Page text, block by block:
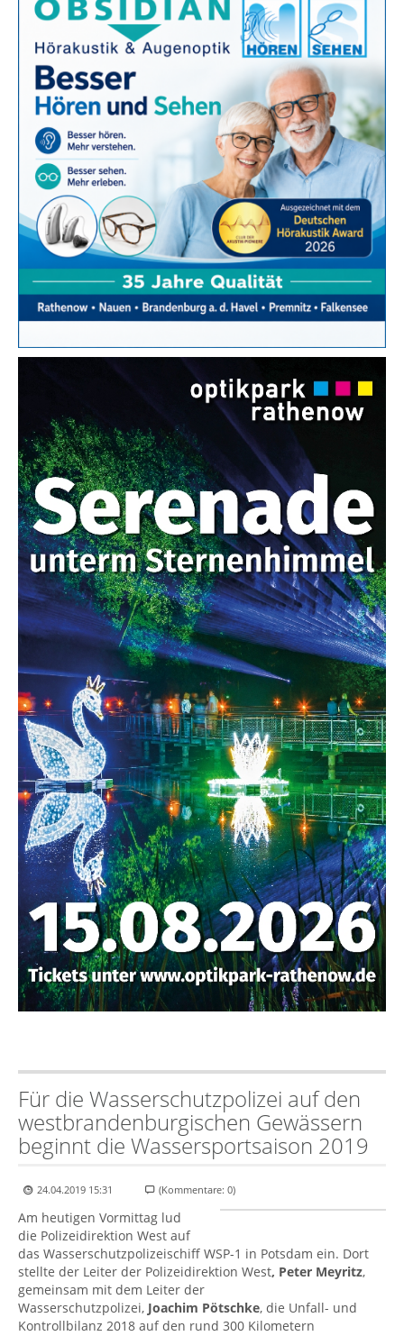
Für die Wasserschutzpolizei auf den
westbrandenburgischen Gewässern
beginnt die Wassersportsaison 2019
24.04.2019 15:31 (Kommentare: 0)
Am heutigen Vormittag lud
die Polizeidirektion West auf
das Wasserschutzpolizeischiff WSP-1 in Potsdam ein. Dort
stellte der Leiter der Polizeidirektion West, Peter Meyritz,
gemeinsam mit dem Leiter der
Wasserschutzpolizei, Joachim Pötschke, die Unfall- und
Kontrollbilanz 2018 auf den rund 300 Kilometern